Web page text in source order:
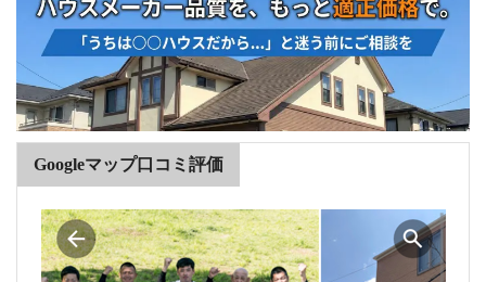
Googleマップ口コミ評価